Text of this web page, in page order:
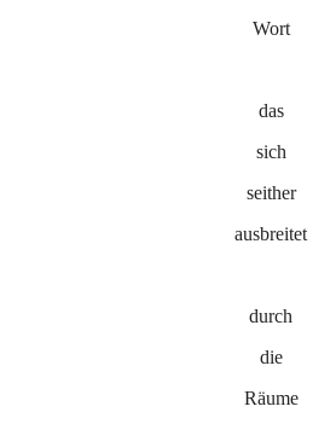
Wort
das
sich
seither
ausbreitet
durch
die
Räume